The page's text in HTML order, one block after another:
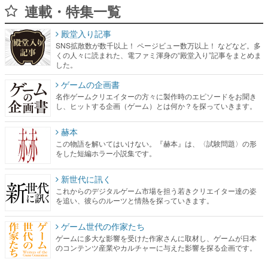
連載・特集一覧
殿堂入り記事
SNS拡散数が数千以上！ ページビュー数万以上！ などなど。多
くの人々に読まれた、電ファミ渾身の“殿堂入り”記事をまとめま
した。
ゲームの企画書
名作ゲームクリエイターの方々に製作時のエピソードをお聞き
し、ヒットする企画（ゲーム）とは何か？を探っていきます。
赫本
この物語を解いてはいけない。『赫本』は、〈試験問題〉の形
をした短編ホラー小説集です。
新世代に訊く
これからのデジタルゲーム市場を担う若きクリエイター達の姿
を追い、彼らのルーツと情熱を探っていきます。
ゲーム世代の作家たち
ゲームに多大な影響を受けた作家さんに取材し、ゲームが日本
のコンテンツ産業やカルチャーに与えた影響を探る企画です。